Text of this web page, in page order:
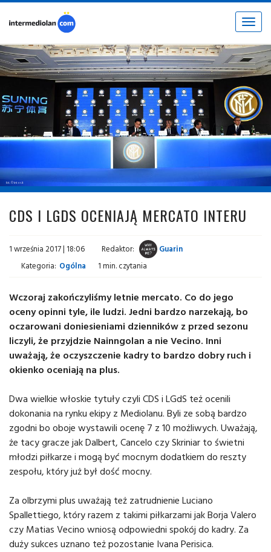
Toggle
fot. © inter.it
CDS I LGDS OCENIAJĄ MERCATO INTERU
1 września 2017 | 18:06 Redaktor:
Guarin
Kategoria: Ogólna 1 min. czytania
Wczoraj zakończyliśmy letnie mercato. Co do jego
oceny opinni tyle, ile ludzi. Jedni bardzo narzekają, bo
oczarowani doniesieniami dzienników z przed sezonu
liczyli, że przyjdzie Nainngolan a nie Vecino. Inni
uważają, że oczyszczenie kadry to bardzo dobry ruch i
okienko oceniają na plus.
Dwa wielkie włoskie tytuły czyli CDS i LGdS też ocenili
dokonania na rynku ekipy z Mediolanu. Byli ze sobą bardzo
zgodni bo oboje wystawili ocenę 7 z 10 możliwych. Uważają,
że tacy gracze jak Dalbert, Cancelo czy Skriniar to świetni
młodzi piłkarze i mogą być mocnym dodatkiem do reszty
zespołu, który już był dość mocny.
Za olbrzymi plus uważają też zatrudnienie Luciano
Spallettiego, który razem z takimi piłkarzami jak Borja Valero
czy Matias Vecino wniosą odpowiedni spokój do kadry. Za
duży sukces uznano też pozostanie Ivana Perisica.